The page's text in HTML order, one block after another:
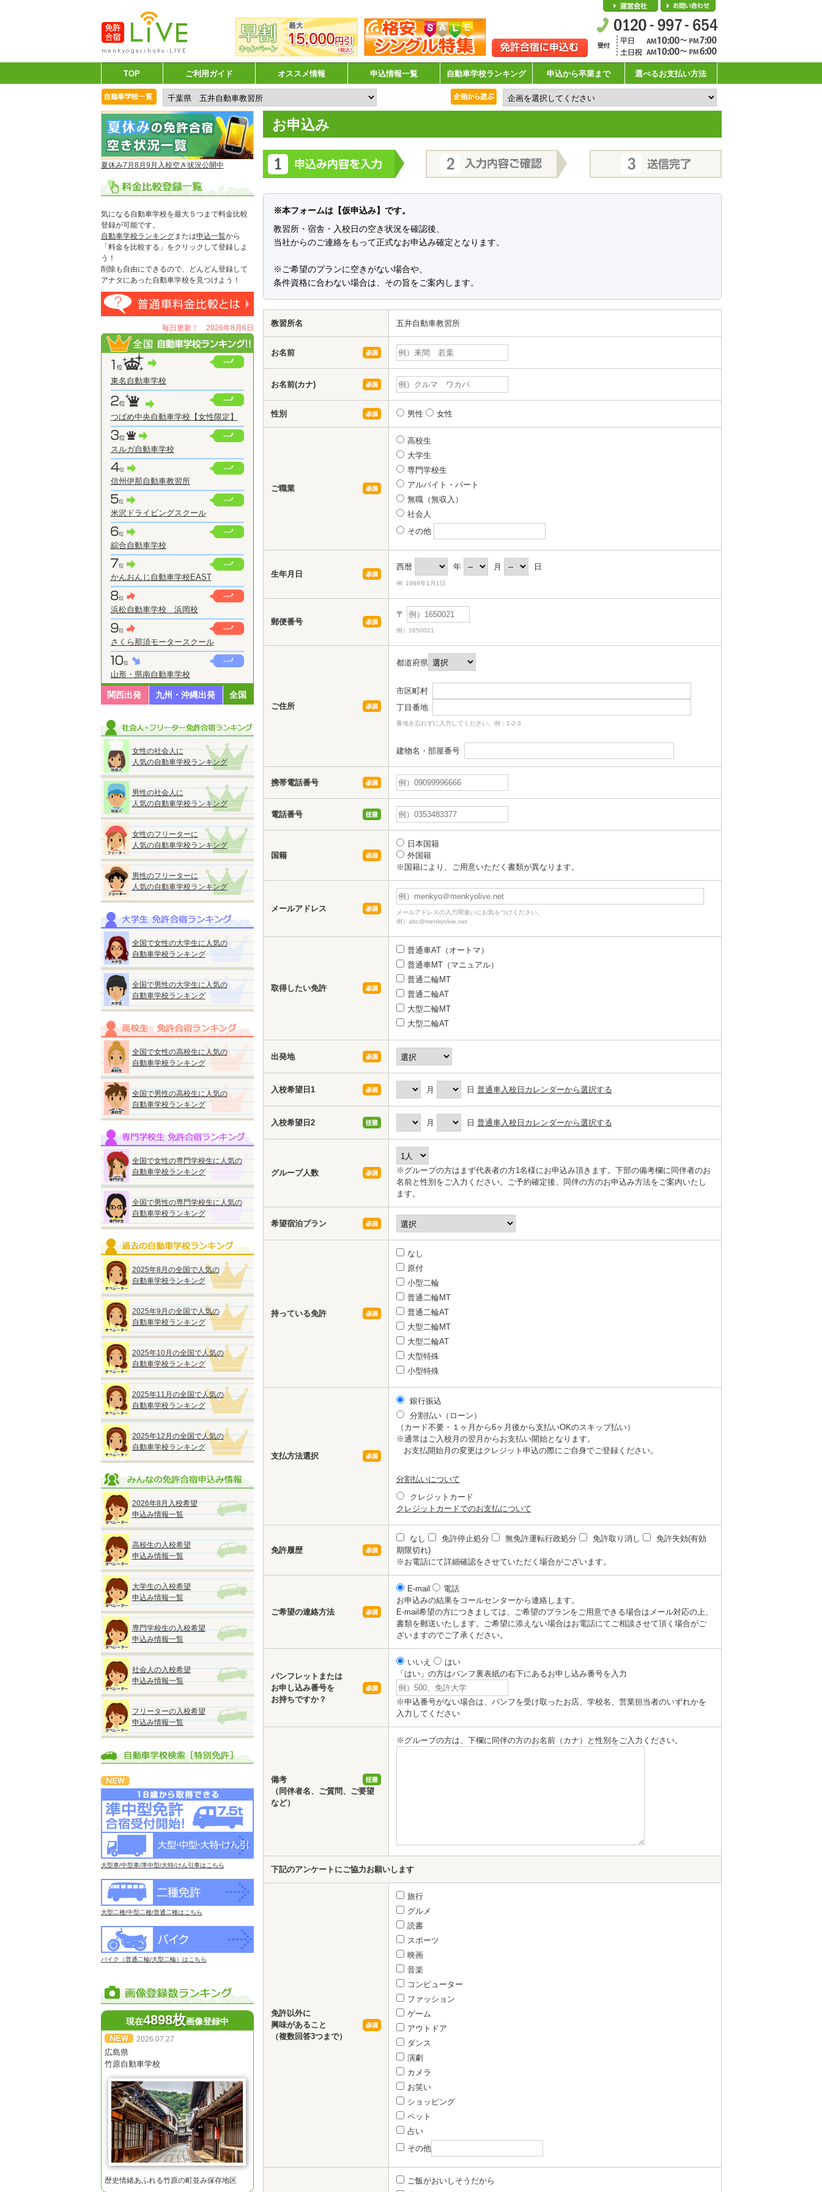
会社概要
TOP ご利用ガイド オススメ情報 申込情報一覧 自動車学校ランキング 申込から卒業まで 選べるお支払い方法
夏休み7月8月9月入校空き状況公開中
気になる自動車学校を最大５つまで料金比較
登録が可能です。
自動車学校ランキングまたは申込一覧から
「料金を比較する」をクリックして登録しよ
う！
削除も自由にできるので、どんどん登録して
アナタにあった自動車学校を見つけよう！
毎日更新！ 2026年8月6日
東名自動車学校
つばめ中央自動車学校【女性限定】
スルガ自動車学校
信州伊那自動車教習所
米沢ドライビングスクール
綜合自動車学校
かんおんじ自動車学校EAST
浜松自動車学校 浜岡校
さくら那須モータースクール
山形・県南自動車学校
関西出発 九州・沖縄出発 全国
女性の社会人に
人気の自動車学校ランキング
男性の社会人に
人気の自動車学校ランキング
女性のフリーターに
人気の自動車学校ランキング
男性のフリーターに
人気の自動車学校ランキング
全国で女性の大学生に人気の
自動車学校ランキング
全国で男性の大学生に人気の
自動車学校ランキング
全国で女性の高校生に人気の
自動車学校ランキング
全国で男性の高校生に人気の
自動車学校ランキング
全国で女性の専門学校生に人気の
自動車学校ランキング
全国で男性の専門学校生に人気の
自動車学校ランキング
2025年8月の全国で人気の
自動車学校ランキング
2025年9月の全国で人気の
自動車学校ランキング
2025年10月の全国で人気の
自動車学校ランキング
2025年11月の全国で人気の
自動車学校ランキング
2025年12月の全国で人気の
自動車学校ランキング
2026年8月入校希望
申込み情報一覧
高校生の入校希望
申込み情報一覧
大学生の入校希望
申込み情報一覧
専門学校生の入校希望
申込み情報一覧
社会人の入校希望
申込み情報一覧
フリーターの入校希望
申込み情報一覧
大型車/中型車/準中型/大特/けん引車はこちら
大型二種/中型二種/普通二種はこちら
バイク（普通二輪/大型二輪）はこちら
現在4898枚画像登録中
2026.07.27
広島県
竹原自動車学校
歴史情緒あふれる竹原の町並み保存地区
お申込み
※本フォームは【仮申込み】です。
教習所・宿舎・入校日の空き状況を確認後、
当社からのご連絡をもって正式なお申込み確定となります。
※ご希望のプランに空きがない場合や、
条件資格に合わない場合は、その旨をご案内します。
教習所名 五井自動車教習所
お名前
お名前(カナ)
性別 男性 女性
ご職業
高校生
大学生
専門学校生
アルバイト・パート
無職（無収入）
社会人
その他
生年月日
西暦 年 月 日
例 1999年1月1日
郵便番号
〒
例）1650021
ご住所
都道府県
市区町村
丁目番地
番地を忘れずに入力してください。例：1-2-3
建物名・部屋番号
携帯電話番号
電話番号
国籍
日本国籍
外国籍
※国籍により、ご用意いただく書類が異なります。
メールアドレス
メールアドレスの入力間違いにお気をつけください。
例）abc@menkyolive.net
取得したい免許
普通車AT（オートマ）
普通車MT（マニュアル）
普通二輪MT
普通二輪AT
大型二輪MT
大型二輪AT
出発地
入校希望日1 月 日 普通車入校日カレンダーから選択する
入校希望日2 月 日 普通車入校日カレンダーから選択する
グループ人数
※グループの方はまず代表者の方1名様にお申込み頂きます。下部の備考欄に同伴者のお
名前と性別をご入力ください。ご予約確定後、同伴の方のお申込み方法をご案内いたし
ます。
希望宿泊プラン
持っている免許
なし
原付
小型二輪
普通二輪MT
普通二輪AT
大型二輪MT
大型二輪AT
大型特殊
小型特殊
支払方法選択
銀行振込
分割払い（ローン）
（カード不要・１ヶ月から6ヶ月後から支払いOKのスキップ払い）
※通常はご入校月の翌月からお支払い開始となります。
お支払開始月の変更はクレジット申込の際にご自身でご登録ください。
分割払いについて
クレジットカード
クレジットカードでのお支払について
免許履歴
なし 免許停止処分 無免許運転行政処分 免許取り消し
免許失効(有効
期限切れ)
※お電話にて詳細確認をさせていただく場合がございます。
ご希望の連絡方法
E-mail
電話
お申込みの結果をコールセンターから連絡します。
E-mail希望の方につきましては、ご希望のプランをご用意できる場合はメール対応の上、
書類を郵送いたします。ご希望に添えない場合はお電話にてご相談させて頂く場合がご
ざいますのでご了承ください。
パンフレットまたは
お申し込み番号を
お持ちですか？
いいえ
はい
「はい」の方はパンフ裏表紙の右下にあるお申し込み番号を入力
※申込番号がない場合は、パンフを受け取ったお店、学校名、営業担当者のいずれかを
入力してください
備考
（同伴者名、ご質問、ご要望
など）
※グループの方は、下欄に同伴の方のお名前（カナ）と性別をご入力ください。
下記のアンケートにご協力お願いします
免許以外に
興味があること
（複数回答3つまで）
旅行
グルメ
読書
スポーツ
映画
音楽
コンピューター
ファッション
ゲーム
アウトドア
ダンス
演劇
カメラ
お笑い
ショッピング
ペット
占い
その他
ご飯がおいしそうだから